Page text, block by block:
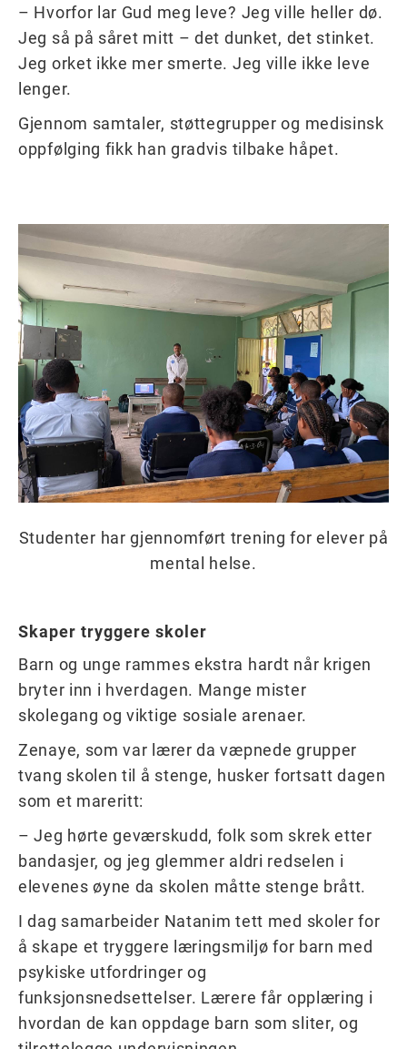
– Hvorfor lar Gud meg leve? Jeg ville heller dø.
Jeg så på såret mitt – det dunket, det stinket.
Jeg orket ikke mer smerte. Jeg ville ikke leve
lenger.
Gjennom samtaler, støttegrupper og medisinsk
oppfølging fikk han gradvis tilbake håpet.
Studenter har gjennomført trening for elever på
mental helse.
Skaper tryggere skoler
Barn og unge rammes ekstra hardt når krigen
bryter inn i hverdagen. Mange mister
skolegang og viktige sosiale arenaer.
Zenaye, som var lærer da væpnede grupper
tvang skolen til å stenge, husker fortsatt dagen
som et mareritt:
– Jeg hørte geværskudd, folk som skrek etter
bandasjer, og jeg glemmer aldri redselen i
elevenes øyne da skolen måtte stenge brått.
I dag samarbeider Natanim tett med skoler for
å skape et tryggere læringsmiljø for barn med
psykiske utfordringer og
funksjonsnedsettelser. Lærere får opplæring i
hvordan de kan oppdage barn som sliter, og